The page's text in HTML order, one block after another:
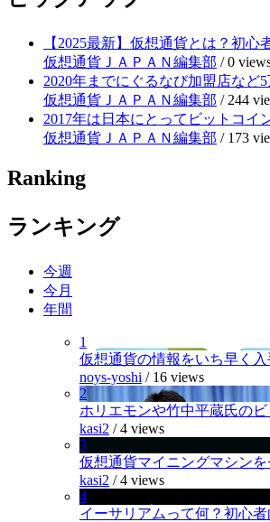
【2025最新】仮想通貨とは？初
仮想通貨ＪＡＰＡＮ編集部 /0
2020年までにぐるなび加盟店など
仮想通貨ＪＡＰＡＮ編集部 / 244
2017年は日本にとってビットコイ
仮想通貨ＪＡＰＡＮ編集部 / 173
Ranking
ランキング
今週
今月
年間
1
仮想通貨の情報をいち早く入
noys-yoshi / 16 views
2
ホリエモンや竹中平蔵氏の
kasi2 /4 views
3
仮想通貨マイニングマシンを
kasi2 /4 views
4
イーサリアムって何？初心